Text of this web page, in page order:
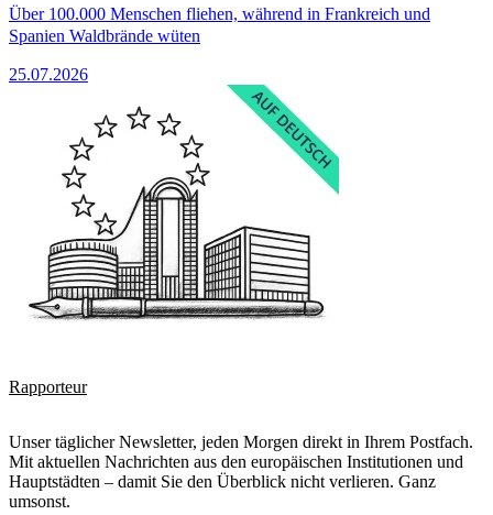
Über 100.000 Menschen fliehen, während in Frankreich und
Spanien Waldbrände wüten
25.07.2026
Rapporteur
Unser täglicher Newsletter, jeden Morgen direkt in Ihrem Postfach.
Mit aktuellen Nachrichten aus den europäischen Institutionen und
Hauptstädten – damit Sie den Überblick nicht verlieren. Ganz
umsonst.